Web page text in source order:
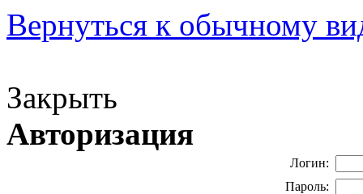
Вернуться к обычному
Закрыть
Авторизация
Логин:
Пароль: